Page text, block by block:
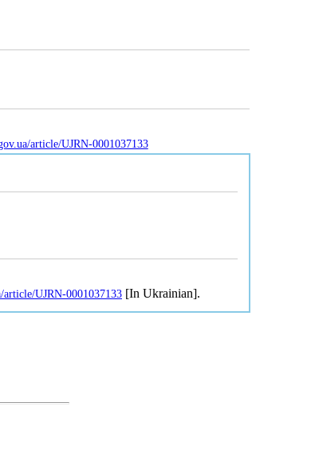
article/UJRN-0001037133
article/UJRN-0001037133[In Ukrainian].